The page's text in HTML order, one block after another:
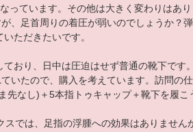
っています。その他は大きく変わりはあ
、足首周りの着圧が弱いのでしょうか？
ただきたいです。
おり、日中は圧迫はせず普通の靴下です
いたので、購入を考えています。訪問の
先なし)＋5本指トゥキャップ＋靴下を履こ
では、足指の浮腫への効果はありません